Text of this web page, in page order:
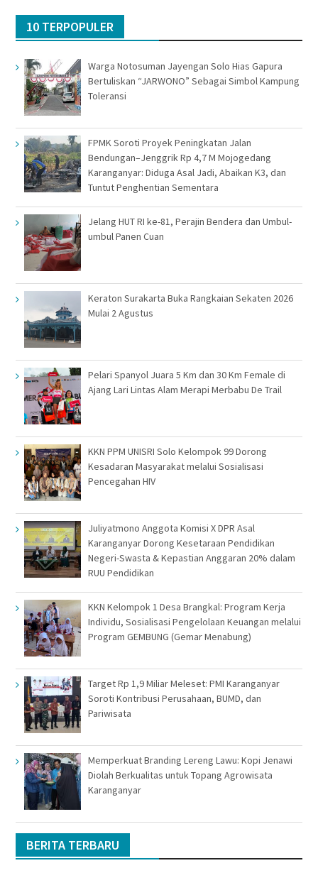
10 TERPOPULER
Warga Notosuman Jayengan Solo Hias Gapura
Bertuliskan “JARWONO” Sebagai Simbol Kampung
Toleransi
FPMK Soroti Proyek Peningkatan Jalan
Bendungan–Jenggrik Rp 4,7 M Mojogedang
Karanganyar: Diduga Asal Jadi, Abaikan K3, dan
Tuntut Penghentian Sementara
Jelang HUT RI ke-81, Perajin Bendera dan Umbul-
umbul Panen Cuan
Keraton Surakarta Buka Rangkaian Sekaten 2026
Mulai 2 Agustus
Pelari Spanyol Juara 5 Km dan 30 Km Female di
Ajang Lari Lintas Alam Merapi Merbabu De Trail
KKN PPM UNISRI Solo Kelompok 99 Dorong
Kesadaran Masyarakat melalui Sosialisasi
Pencegahan HIV
Juliyatmono Anggota Komisi X DPR Asal
Karanganyar Dorong Kesetaraan Pendidikan
Negeri-Swasta & Kepastian Anggaran 20% dalam
RUU Pendidikan
KKN Kelompok 1 Desa Brangkal: Program Kerja
Individu, Sosialisasi Pengelolaan Keuangan melalui
Program GEMBUNG (Gemar Menabung)
Target Rp 1,9 Miliar Meleset: PMI Karanganyar
Soroti Kontribusi Perusahaan, BUMD, dan
Pariwisata
Memperkuat Branding Lereng Lawu: Kopi Jenawi
Diolah Berkualitas untuk Topang Agrowisata
Karanganyar
BERITA TERBARU